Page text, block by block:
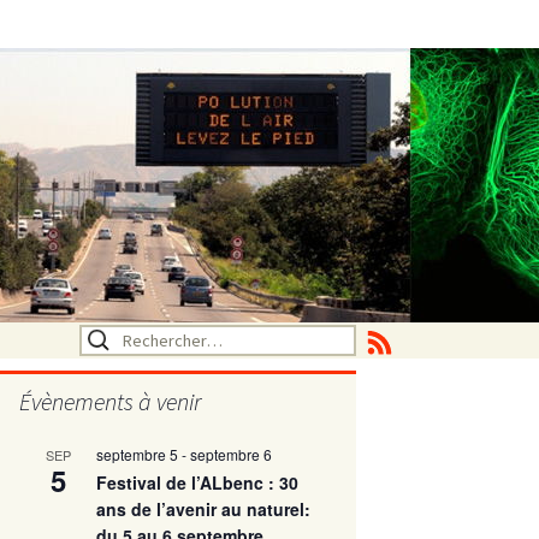
Rechercher :
Évènements à venir
SEP
5
septembre 5 -septembre 6
Festival de l’ALbenc : 30
ans de l’avenir au naturel: